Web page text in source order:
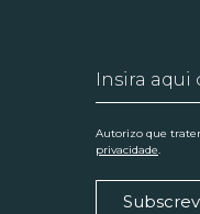
Autorizo que
privacidade.